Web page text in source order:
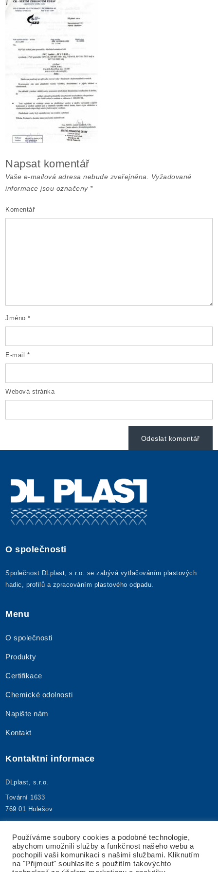
Napsat komentář
Vaše e-mailová adresa nebude zveřejněna.
Vyžadované
informace jsou označeny *
Komentář
Jméno*
E-mail *
Webová stránka
O společnosti
Společnost DLplast, s.r.o. se zabývá vytlačováním plastových
hadic, profilů a zpracováním plastového odpadu.
Menu
O společnosti
Produkty
Certifikace
Chemické odolnosti
Napište nám
Kontakt
Kontaktní informace
DLplast, s.r.o.
Tovární 1633
769 01 Holešov
info@dlplast.cz
IČ: 25592173
DIČ: CZ25592173
Používáme soubory cookies a podobné technologie,
abychom umožnili služby a funkčnost našeho webu a
pochopili vaši komunikaci s našimi službami. Kliknutím
na "Přijmout" souhlasíte s použitím takovýchto